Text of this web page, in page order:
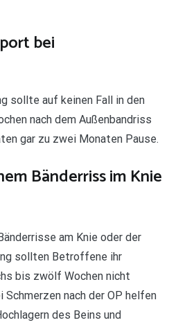
bei
sollte auf keinen Fall in den
nach dem Außenbandriss
gar zu zwei Monaten Pause.
Bänderriss im Knie
am Knie oder der
sollten Betroffene ihr
bis zwölf Wochen nicht
nach der OP helfen
des Beins und